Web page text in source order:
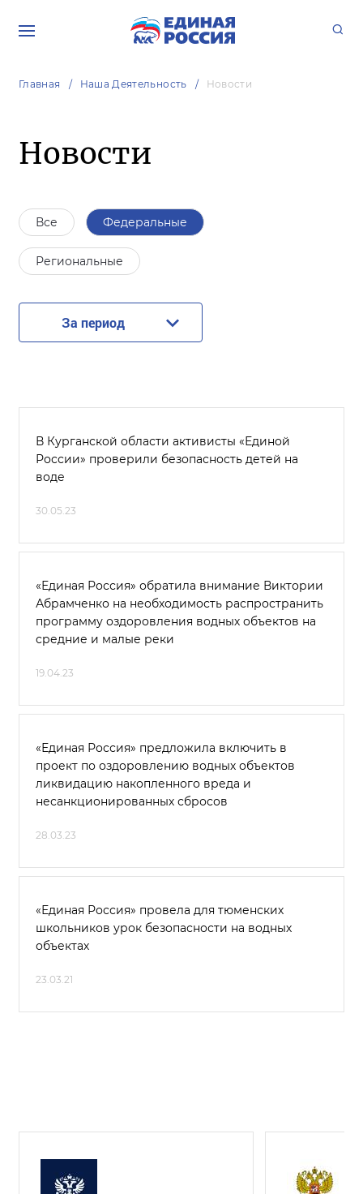
Главная Наша Деятельность Новости
Новости
Все Федеральные
Региональные
За период
В Курганской области активисты «Единой
России» проверили безопасность детей на
воде
30.05.23
«Единая Россия» обратила внимание Виктории
Абрамченко на необходимость распространить
программу оздоровления водных объектов на
средние и малые реки
19.04.23
«Единая Россия» предложила включить в
проект по оздоровлению водных объектов
ликвидацию накопленного вреда и
несанкционированных сбросов
28.03.23
«Единая Россия» провела для тюменских
школьников урок безопасности на водных
объектах
23.03.21